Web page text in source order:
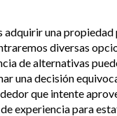
adquirir una propiedad
diversas
de alternativas
una decisión
que intente
experiencia para